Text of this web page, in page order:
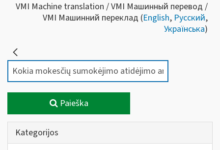
VMI Machine translation / VMI Машинный перевод /
VMI Машинний переклад (English, Русский,
Українська)
Paieška
Kategorijos